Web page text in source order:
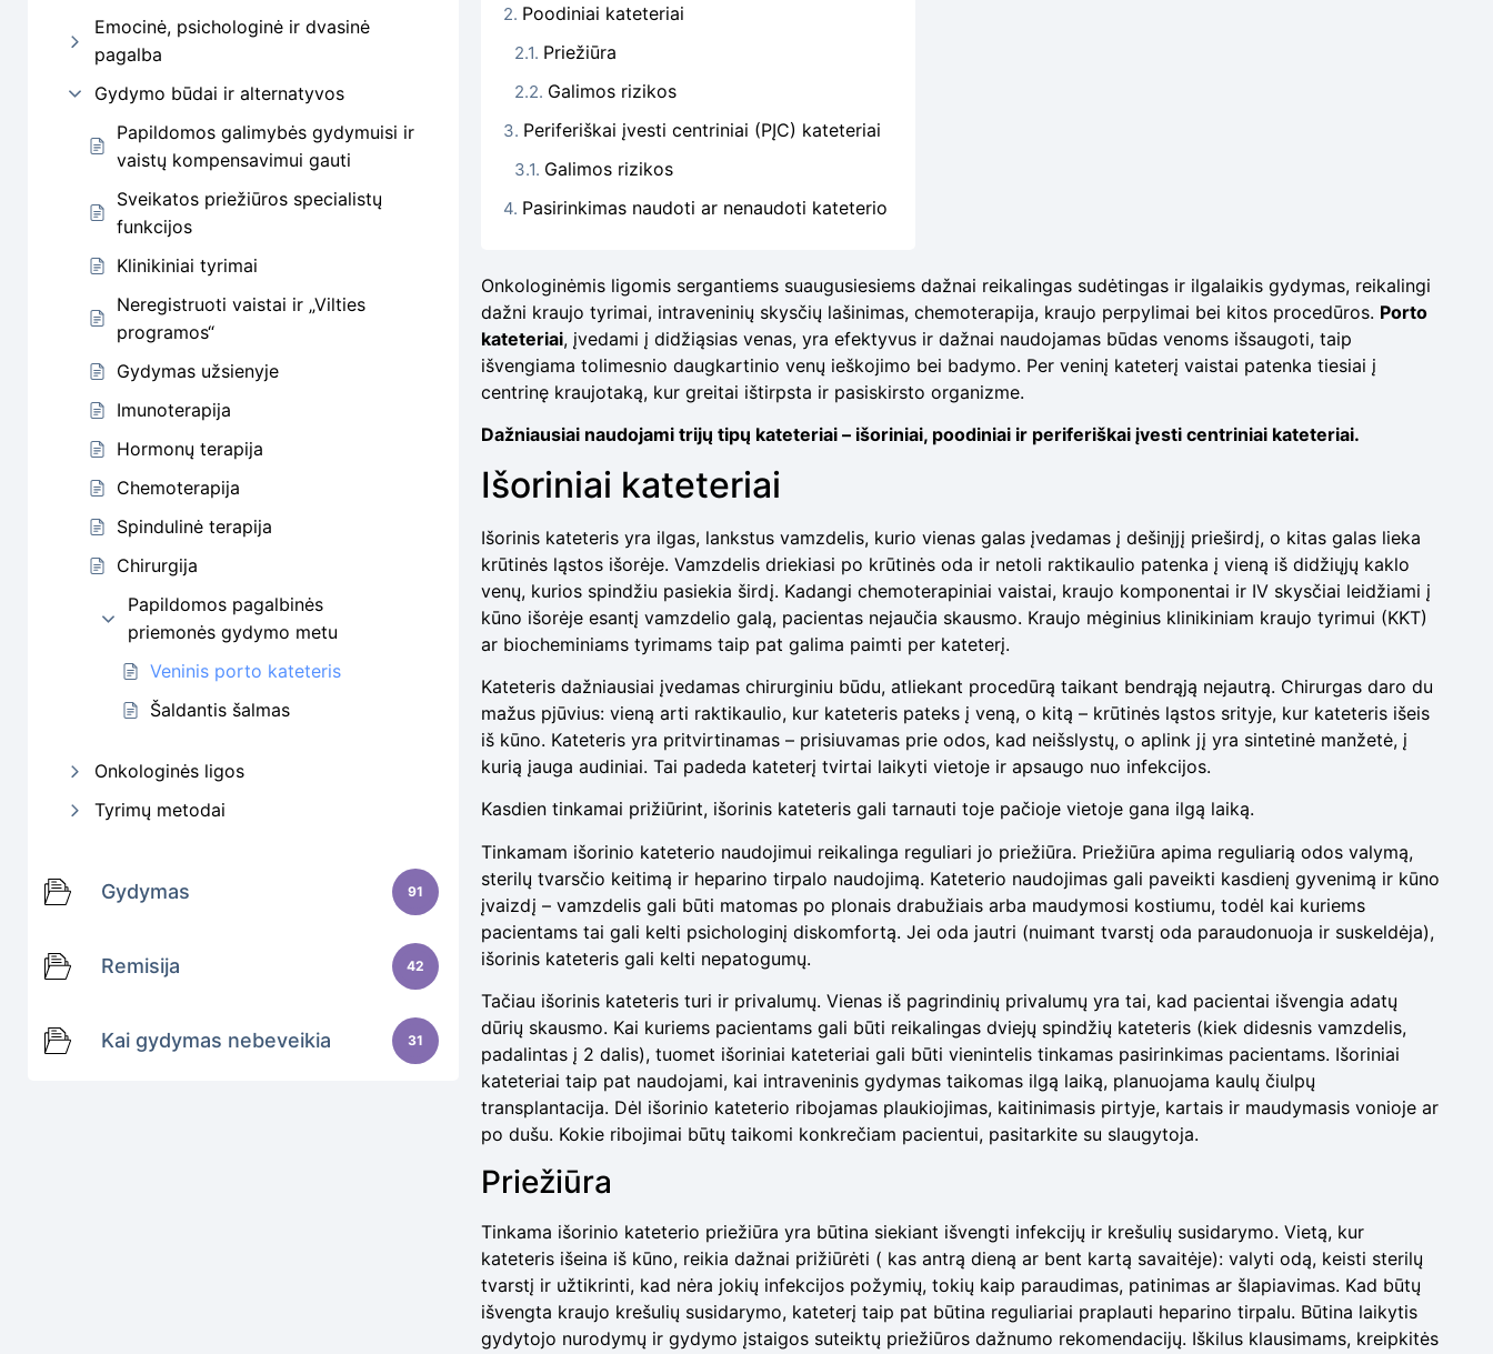
Emocinė, psichologinė ir dvasinė
pagalba
Gydymo būdai ir alternatyvos
Papildomos galimybės gydymuisi ir
vaistų kompensavimui gauti
Sveikatos priežiūros specialistų
funkcijos
Klinikiniai tyrimai
Neregistruoti vaistai ir „Vilties
programos“
Gydymas užsienyje
Imunoterapija
Hormonų terapija
Chemoterapija
Spindulinė terapija
Chirurgija
Papildomos pagalbinės
priemonės gydymo metu
Veninis porto kateteris
Šaldantis šalmas
Onkologinės ligos
Tyrimų metodai
Gydymas 91
Remisija 42
Kai gydymas nebeveikia 31
Poodiniai kateteriai
Priežiūra
Galimos rizikos
Periferiškai įvesti centriniai (PĮC) kateteriai
Galimos rizikos
Pasirinkimas naudoti ar nenaudoti kateterio
Onkologinėmis ligomis sergantiems suaugusiesiems dažnai reikalingas sudėtingas ir ilgalaikis gydymas, reikalingi
dažni kraujo tyrimai, intraveninių skysčių lašinimas, chemoterapija, kraujo perpylimai bei kitos procedūros. Porto
kateteriai, įvedami į didžiąsias venas, yra efektyvus ir dažnai naudojamas būdas venoms išsaugoti, taip
išvengiama tolimesnio daugkartinio venų ieškojimo bei badymo. Per veninį kateterį vaistai patenka tiesiai į
centrinę kraujotaką, kur greitai ištirpsta ir pasiskirsto organizme.
Dažniausiai naudojami trijų tipų kateteriai – išoriniai, poodiniai ir periferiškai įvesti centriniai kateteriai.
Išoriniai kateteriai
Išorinis kateteris yra ilgas, lankstus vamzdelis, kurio vienas galas įvedamas į dešinįjį prieširdį, o kitas galas lieka
krūtinės ląstos išorėje. Vamzdelis driekiasi po krūtinės oda ir netoli raktikaulio patenka į vieną iš didžiųjų kaklo
venų, kurios spindžiu pasiekia širdį. Kadangi chemoterapiniai vaistai, kraujo komponentai ir IV skysčiai leidžiami į
kūno išorėje esantį vamzdelio galą, pacientas nejaučia skausmo. Kraujo mėginius klinikiniam kraujo tyrimui (KKT)
ar biocheminiams tyrimams taip pat galima paimti per kateterį.
Kateteris dažniausiai įvedamas chirurginiu būdu, atliekant procedūrą taikant bendrąją nejautrą. Chirurgas daro du
mažus pjūvius: vieną arti raktikaulio, kur kateteris pateks į veną, o kitą – krūtinės ląstos srityje, kur kateteris išeis
iš kūno. Kateteris yra pritvirtinamas – prisiuvamas prie odos, kad neišslystų, o aplink jį yra sintetinė manžetė, į
kurią įauga audiniai. Tai padeda kateterį tvirtai laikyti vietoje ir apsaugo nuo infekcijos.
Kasdien tinkamai prižiūrint, išorinis kateteris gali tarnauti toje pačioje vietoje gana ilgą laiką.
Tinkamam išorinio kateterio naudojimui reikalinga reguliari jo priežiūra. Priežiūra apima reguliarią odos valymą,
sterilų tvarsčio keitimą ir heparino tirpalo naudojimą. Kateterio naudojimas gali paveikti kasdienį gyvenimą ir kūno
įvaizdį – vamzdelis gali būti matomas po plonais drabužiais arba maudymosi kostiumu, todėl kai kuriems
pacientams tai gali kelti psichologinį diskomfortą. Jei oda jautri (nuimant tvarstį oda paraudonuoja ir suskeldėja),
išorinis kateteris gali kelti nepatogumų.
Tačiau išorinis kateteris turi ir privalumų. Vienas iš pagrindinių privalumų yra tai, kad pacientai išvengia adatų
dūrių skausmo. Kai kuriems pacientams gali būti reikalingas dviejų spindžių kateteris (kiek didesnis vamzdelis,
padalintas į 2 dalis), tuomet išoriniai kateteriai gali būti vienintelis tinkamas pasirinkimas pacientams. Išoriniai
kateteriai taip pat naudojami, kai intraveninis gydymas taikomas ilgą laiką, planuojama kaulų čiulpų
transplantacija. Dėl išorinio kateterio ribojamas plaukiojimas, kaitinimasis pirtyje, kartais ir maudymasis vonioje ar
po dušu. Kokie ribojimai būtų taikomi konkrečiam pacientui, pasitarkite su slaugytoja.
Priežiūra
Tinkama išorinio kateterio priežiūra yra būtina siekiant išvengti infekcijų ir krešulių susidarymo. Vietą, kur
kateteris išeina iš kūno, reikia dažnai prižiūrėti ( kas antrą dieną ar bent kartą savaitėje): valyti odą, keisti sterilų
tvarstį ir užtikrinti, kad nėra jokių infekcijos požymių, tokių kaip paraudimas, patinimas ar šlapiavimas. Kad būtų
išvengta kraujo krešulių susidarymo, kateterį taip pat būtina reguliariai praplauti heparino tirpalu. Būtina laikytis
gydytojo nurodymų ir gydymo įstaigos suteiktų priežiūros dažnumo rekomendacijų. Iškilus klausimams, kreipkitės